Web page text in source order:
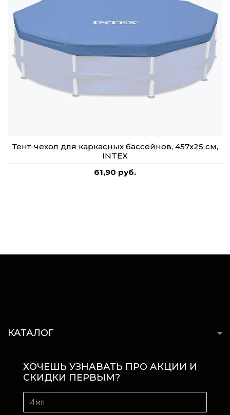
Тент-чехол для каркасных бассейнов, 457х25 см,
INTEX
61,90 руб.
КАТАЛОГ
ХОЧЕШЬ УЗНАВАТЬ ПРО АКЦИИ И
СКИДКИ ПЕРВЫМ?